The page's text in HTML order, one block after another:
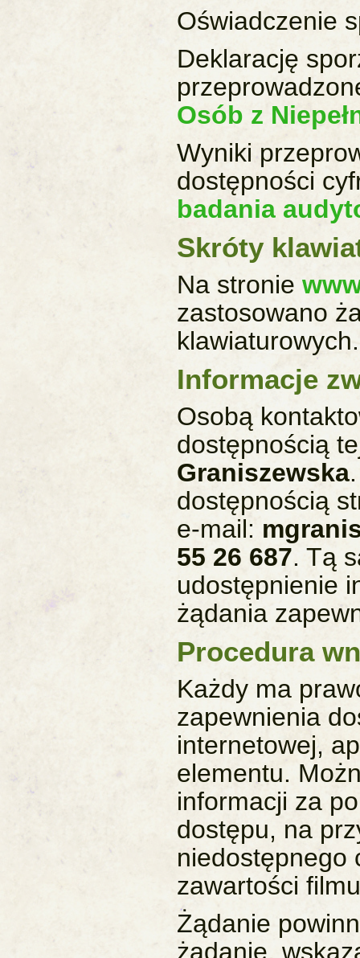
Oświadczenie
Deklarację
Osób z
Wyniki
dostępności
badania
Skróty
Na stronie
zastosowano
klawiaturowych.
Informacje
Osobą
dostępnością
Graniszewska
dostępnością
e-mail:
55 26 687. Tą
udostępnienie
żądania
Procedura
Każdy ma
zapewnienia
internetowej,
elementu.
informacji za
dostępu, na
niedostępnego
zawartości
Żądanie
żądanie,